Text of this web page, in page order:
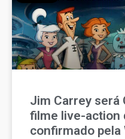
Jim Carrey será
filme live-action
confirmado pela